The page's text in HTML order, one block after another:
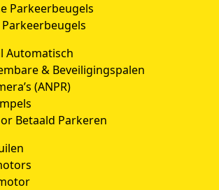
Parkeerbeugels
Automatisch
& Beveiligingspalen
(ANPR)
Betaald Parkeren